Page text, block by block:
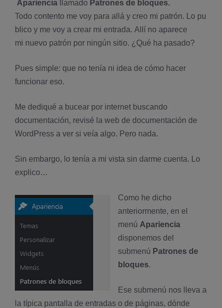
Apariencia llamado Patrones de bloques.
Todo contento me voy para allá y creo mi patrón. Lo pu
blico y me voy a crear mi entrada. Allí no aparece
mi nuevo patrón por ningún sitio. ¿Qué ha pasado?
Pues simple: que no tenía ni idea de cómo hacer
funcionar eso.
Me dediqué a bucear por internet buscando
documentación, revisé la web de documentación de
WordPress a ver si veía algo. Pero nada.
Sin embargo, lo tenía a mi vista sin darme cuenta. Lo
explico…
Como he dicho
anteriormente, en el
menú Apariencia
disponemos del
submenú Patrones de
bloques.
Ese submenú nos lleva a
la típica pantalla de entradas o de páginas, dónde